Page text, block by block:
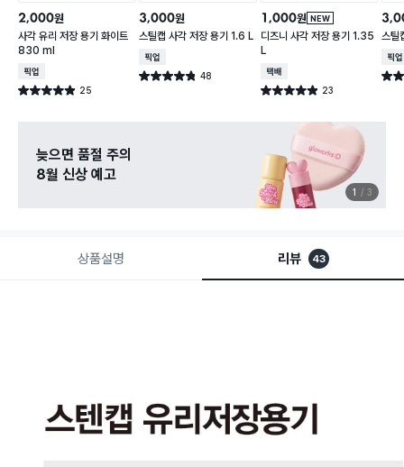
2,000원
사각 유리 저장 용기 화이트
830 ml
매장픽업
별점 4.9점 25
건 작성
3,000원
스틸캡 사각 저장 용기 1.6 L
매장픽업
별점 4.8점 48
건 작성
NEW
1,000원
디즈니 사각 저장 용기 1.35
L
택배배송
별점 4.9점 23
건 작성
스틸
매장
별점
늦으면 품절 주의
8월 신상 예고
1 3
상품설명 리뷰 43